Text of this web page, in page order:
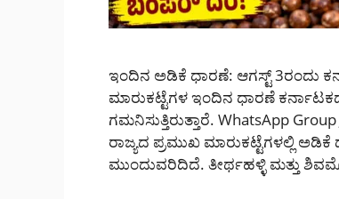
ಇಂದಿನ ಅಡಿಕೆ ಧಾರಣೆ: ಆಗಸ್ಟ್ 3ರಂದು
ಮಾರುಕಟ್ಟೆಗಳ ಇಂದಿನ ಧಾರಣೆ
ಗಮನಿಸುತ್ತಿರುತ್ತಾರೆ. WhatsApp
ರಾಜ್ಯದ ಪ್ರಮುಖ ಮಾರುಕಟ್ಟೆಗಳಲ್ಲಿ ಅಡಿಕೆ
ಮುಂದುವರಿದಿದೆ. ತೀರ್ಥಹಳ್ಳಿ ಮತ್ತು